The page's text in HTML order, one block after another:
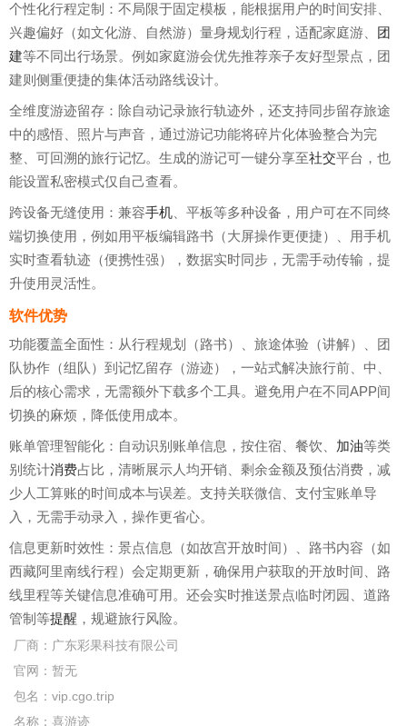
个性化行程定制：不局限于固定模板，能根据用户的时间安排、
兴趣偏好（如文化游、自然游）量身规划行程，适配家庭游、 团
建等不同出行场景。例如家庭游会优先推荐亲子友好型景点，团
建则侧重便捷的集体活动路线设计。
全维度游迹留存：除自动记录旅行轨迹外，还支持同步留存旅途
中的感悟、照片与声音，通过游记功能将碎片化体验整合为完
整、可回溯的旅行记忆。生成的游记可一键分享至社交平台，也
能设置私密模式仅自己查看。
跨设备无缝使用：兼容手机 、平板等多种设备，用户可在不同终
端切换使用，例如用平板编辑路书（大屏操作更便捷）、用手机
实时查看轨迹（便携性强），数据实时同步，无需手动传输，提
升使用灵活性。
软件优势
功能覆盖全面性：从行程规划（路书）、旅途体验（讲解）、团
队协作（组队）到记忆留存（游迹），一站式解决旅行前、中、
后的核心需求，无需额外下载多个工具。避免用户在不同APP间
切换的麻烦，降低使用成本。
账单管理智能化：自动识别账单信息，按住宿、餐饮、 加油等类
别统计消费占比，清晰展示人均开销、剩余金额及预估消费，减
少人工算账的时间成本与误差。支持关联微信、支付宝账单导
入，无需手动录入，操作更省心。
信息更新时效性：景点信息（如故宫开放时间）、路书内容（如
西藏阿里南线行程）会定期更新，确保用户获取的开放时间、路
线里程等关键信息准确可用。还会实时推送景点临时闭园、道路
管制等提醒 ，规避旅行风险。
厂商： 广东彩果科技有限公司
官网： 暂无
包名： vip.cgo.trip
名称： 喜游迹